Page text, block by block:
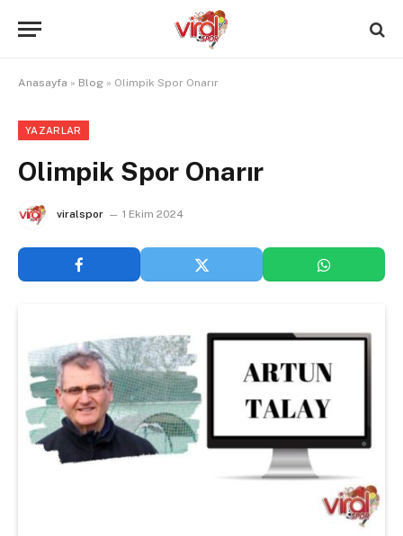
Anasayfa » Blog » Olimpik Spor Onarır
YAZARLAR
Olimpik Spor Onarır
viralspor 1 Ekim 2024